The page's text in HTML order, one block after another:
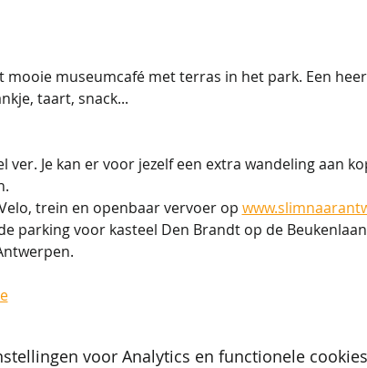
mooie museumcafé met terras in het park. Een
taart, snack...
niet heel ver. Je kan er voor jezelf een extra wandeling
fiets, Velo, trein en openbaar vervoer op
parking voor kasteel Den Brandt op de
voor Analytics en functionele